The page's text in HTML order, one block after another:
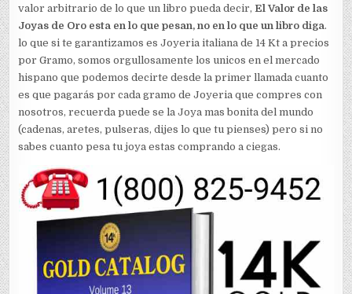
valor arbitrario de lo que un libro pueda decir, El Valor de las
Joyas de Oro esta en lo que pesan, no en lo que un libro diga.
lo que si te garantizamos es Joyeria italiana de 14 Kt a precios
por Gramo, somos orgullosamente los unicos en el mercado
hispano que podemos decirte desde la primer llamada cuanto
es que pagarás por cada gramo de Joyeria que compres con
nosotros, recuerda puede se la Joya mas bonita del mundo
(cadenas, aretes, pulseras, dijes lo que tu pienses) pero si no
sabes cuanto pesa tu joya estas comprando a ciegas.